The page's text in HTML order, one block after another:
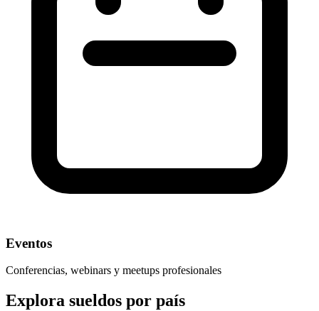
Eventos
Conferencias, webinars y meetups profesionales
Explora sueldos por país